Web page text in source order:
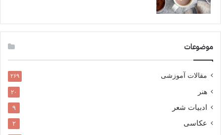
موضوعات
مقالات آموزشی ۲۶۹
هنر ۲۰
ادبیات شعر ۹
عکاسی ۲